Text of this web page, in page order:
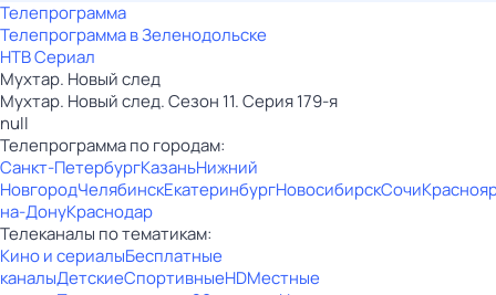
Телепрограмма
Телепрограмма в Зеленодольске
НТВ Сериал
Мухтар. Новый след
Мухтар. Новый след. Сезон 11. Серия 179-я
null
Телепрограмма по городам:
Санкт-ПетербургКазаньНижний
НовгородЧелябинскЕкатеринбургНовосибирскСочи
на-ДонуКраснодар
Телеканалы по тематикам:
Кино и сериалыБесплатные
каналыДетскиеСпортивныеHDМестные